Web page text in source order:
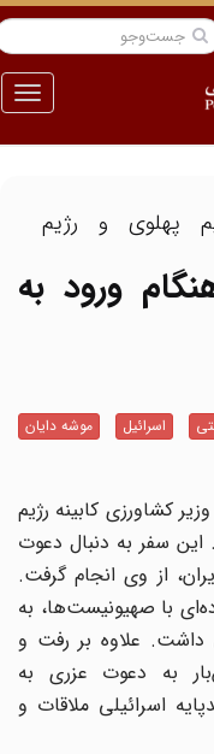
منو
پهلوی و رژیم
ورود به
اسرائیل
موشه دایان
که وزیر کشاورزی کابینه رژیم
سفر به دنبال دعوت
از وی انجام گرفت.
با صهیونیست‌ها، به
داشت. علاوه بر رفت و
به دعوت عزری به
اسرائیلی ملاقات و